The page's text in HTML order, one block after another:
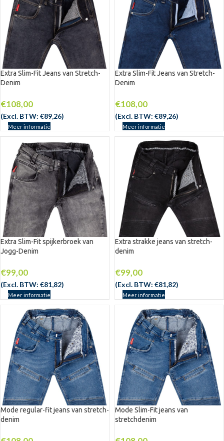
Extra Slim-Fit Jeans van Stretch-
Denim
€108,00
(Excl. BTW: €89,26)
Meer informatie
Extra Slim-Fit Jeans van Stretch-
Denim
€108,00
(Excl. BTW: €89,26)
Meer informatie
Extra Slim-Fit spijkerbroek van
Jogg-Denim
€99,00
(Excl. BTW: €81,82)
Meer informatie
UITV
Extra strakke jeans van stretch-
denim
€99,00
(Excl. BTW: €81,82)
Meer informatie
Mode regular-fit jeans van stretch-
denim
Mode Slim-Fit jeans van
stretchdenim